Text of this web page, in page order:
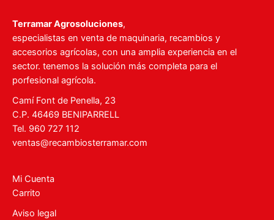
Terramar Agrosoluciones,
especialistas en venta de maquinaria, recambios y
accesorios agrícolas, con una amplia experiencia en el
sector. tenemos la solución más completa para el
porfesional agrícola.
Camí Font de Penella, 23
C.P. 46469 BENIPARRELL
Tel. 960 727 112
ventas@recambiosterramar.com
Mi Cuenta
Carrito
Aviso legal